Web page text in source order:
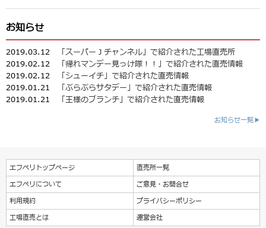
お知らせ
2019.03.12
「スーパーＪチャンネル」で紹介された工場直売所
2019.02.12
「帰れマンデー見っけ隊！！」で紹介された直売情報
2019.02.12
「シューイチ」で紹介された直売情報
2019.01.21
「ぶらぶらサタデー」で紹介された直売情報
2019.01.21
「王様のブランチ」で紹介された直売情報
お知らせ一覧▶
エフペリトップページ
直売所一覧
エフペリについて
ご意見・お問合せ
利用規約
プライバシーポリシー
工場直売とは
運営会社